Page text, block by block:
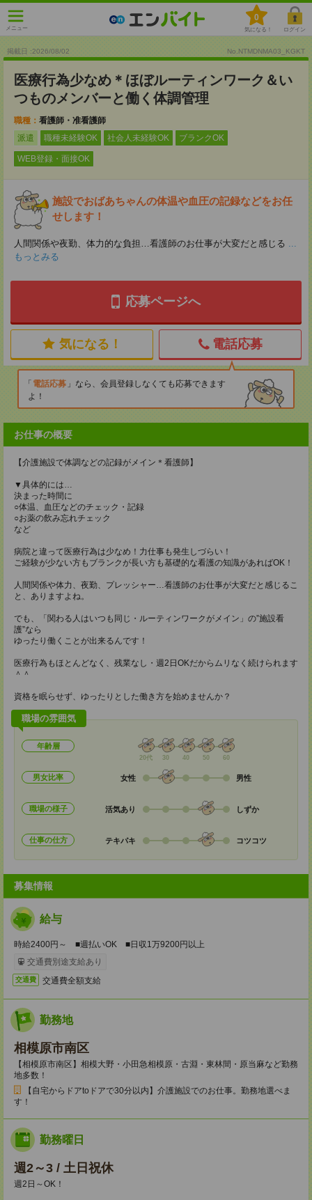
メニュー
0
気になる！ ログイン
掲載日 :2026/08/02 No.NTMDNMA03_KGKT
医療行為少なめ＊ほぼルーティンワーク＆い
つものメンバーと働く体調管理
職種： 看護師・准看護師
派遣
職種未経験OK 社会人未経験OK ブランクOK
WEB登録・面接OK
施設でおばあちゃんの体温や血圧の記録などをお任
せします！
人間関係や夜勤、体力的な負担…看護師のお仕事が大変だと感じる ...
もっとみる
応募ページへ
気になる！ 電話応募
電話応募
なら、会員登録しなくても応募できます
よ！
お仕事の概要
【介護施設で体調などの記録がメイン＊看護師】
▼具体的には…
決まった時間に
○体温、血圧などのチェック・記録
○お薬の飲み忘れチェック
など
病院と違って医療行為は少なめ！力仕事も発生しづらい！
ご経験が少ない方もブランクが長い方も基礎的な看護の知識があればOK！
人間関係や体力、夜勤、プレッシャー…看護師のお仕事が大変だと感じるこ
と、ありますよね。
でも、「関わる人はいつも同じ・ルーティンワークがメイン」の”施設看
護”なら
ゆったり働くことが出来るんです！
医療行為もほとんどなく、残業なし・週2日OKだからムリなく続けられます
＾＾
資格を眠らせず、ゆったりとした働き方を始めませんか？
職場の雰囲気
年齢層
20代 30 40 50 60
男女比率 女性 男性
職場の様子 活気あり しずか
仕事の仕方 テキパキ コツコツ
募集情報
給与
時給2400円～ ■週払いOK ■日収1万9200円以上
交通費別途支給あり
交通費 交通費全額支給
勤務地
相模原市南区
【相模原市南区】相模大野・小田急相模原・古淵・東林間・原当麻など勤務
地多数！
【自宅からドアtoドアで30分以内】介護施設でのお仕事。勤務地選べま
す！
勤務曜日
週2～3 / 土日祝休
週2日～OK！